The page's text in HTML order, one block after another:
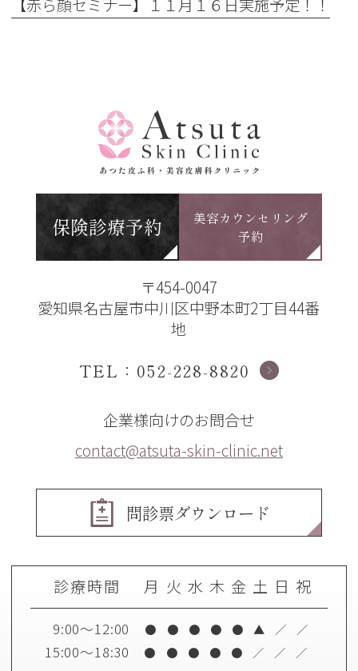
【赤ら顔セミナー】１１月１６日実施予定！！
保険診療予約
美容カウンセリング
予約
〒454-0047
愛知県名古屋市中川区中野本町2丁目44番
地
TEL：052-228-8820
企業様向けのお問合せ
contact@atsuta-skin-clinic.net
問診票ダウンロード
診療時間 月 火 水 木 金 土 日 祝
9:00～12:00 ● ● ● ● ● ▲ ／ ／
15:00～18:30 ● ● ● ● ● ／ ／ ／